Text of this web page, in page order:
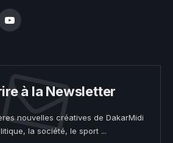
YouTube
à la Newsletter
nouvelles créatives de DakarMidi
la société, le sport ...